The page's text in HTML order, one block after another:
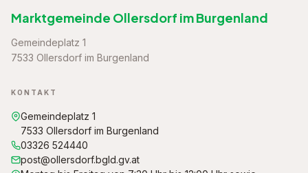
Marktgemeinde Ollersdorf im Burgenland
Gemeindeplatz 1
7533 Ollersdorf im Burgenland
KONTAKT
Gemeindeplatz 1
7533 Ollersdorf im Burgenland
03326 524440
post@ollersdorf.bgld.gv.at